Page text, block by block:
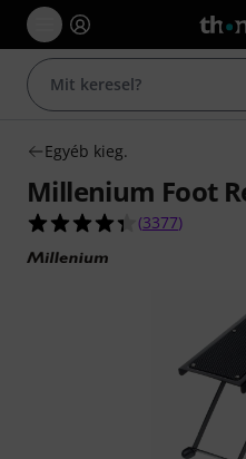
Egyéb kieg.
Millenium Foot
4.4/5 csillag,
(3377)